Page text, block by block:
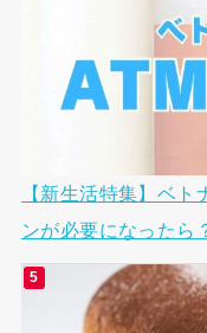
【新生活特集】ベ
ンが必要になったら